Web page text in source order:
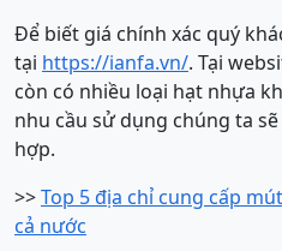
Để biết giá chính xác quý
tại https://ianfa.vn/. Tại
còn có nhiều loại hạt nhựa
nhu cầu sử dụng chúng ta
hợp.
>>Top 5 địa chỉ cung cấp
cả nước